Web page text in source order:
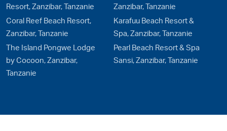
Resort, Zanzibar, Tanzanie
Coral Reef Beach Resort,
Zanzibar, Tanzanie
The Island Pongwe Lodge
by Cocoon, Zanzibar,
Tanzanie
Zanzibar, Tanzanie
Karafuu Beach Resort &
Spa, Zanzibar, Tanzanie
Pearl Beach Resort & Spa
Sansi, Zanzibar, Tanzanie